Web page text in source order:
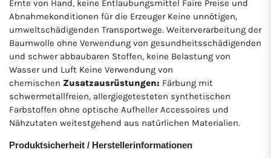
Ernte von Hand, keine Entlaubungsmittel Faire Preise und
Abnahmekonditionen für die Erzeuger Keine unnötigen,
umweltschädigenden Transportwege. Weiterverarbeitung der
Baumwolle ohne Verwendung von gesundheitsschädigenden
und schwer abbaubaren Stoffen, keine Belastung von
Wasser und Luft Keine Verwendung von
chemischen Zusatzausrüstungen: Färbung mit
schwermetallfreien, allergiegetesteten synthetischen
Farbstoffen ohne optische Aufheller Accessoires und
Nähzutaten weitestgehend aus natürlichen Materialien.
Produktsicherheit / Herstellerinformationen